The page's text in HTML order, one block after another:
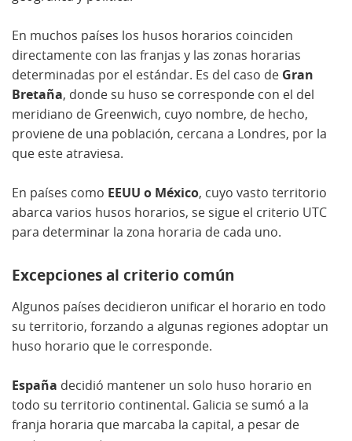
En muchos países los husos horarios coinciden
directamente con las franjas y las zonas horarias
determinadas por el estándar. Es del caso de Gran
Bretaña, donde su huso se corresponde con el del
meridiano de Greenwich, cuyo nombre, de hecho,
proviene de una población, cercana a Londres, por la
que este atraviesa.
En países como EEUU o México, cuyo vasto territorio
abarca varios husos horarios, se sigue el criterio UTC
para determinar la zona horaria de cada uno.
Excepciones al criterio común
Algunos países decidieron unificar el horario en todo
su territorio, forzando a algunas regiones adoptar un
huso horario que le corresponde.
España decidió mantener un solo huso horario en
todo su territorio continental. Galicia se sumó a la
franja horaria que marcaba la capital, a pesar de